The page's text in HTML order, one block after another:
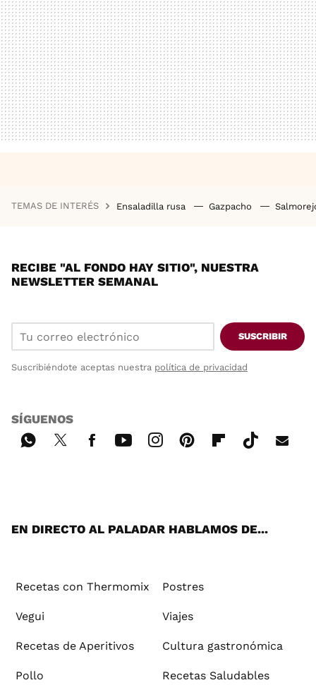
TEMAS DE INTERÉS Ensaladilla rusa Gazpacho
RECIBE "AL FONDO HAY SITIO", NUESTRA
NEWSLETTER SEMANAL
SUSCRIBIR
Suscribiéndote aceptas nuestra política de privacidad
SÍGUENOS
EN DIRECTO AL PALADAR HABLAMOS DE...
Recetas con Thermomix Postres
Vegui Viajes
Recetas de Aperitivos Cultura gastronómica
Pollo Recetas Saludables